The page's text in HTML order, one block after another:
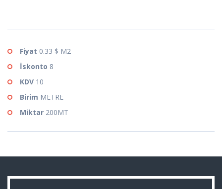
Fiyat 0.33 $ M2
İskonto 8
KDV 10
Birim METRE
Miktar 200MT